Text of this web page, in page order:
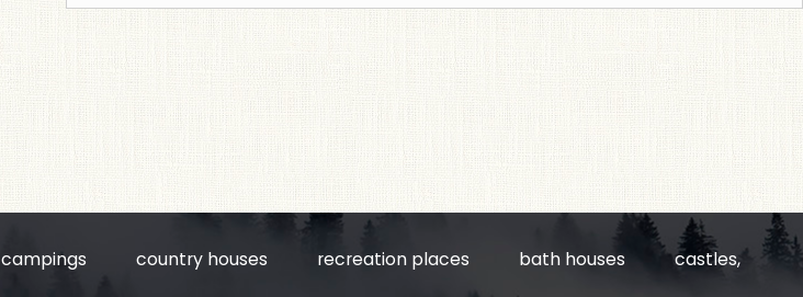
campings country houses recreation places bath houses castles,